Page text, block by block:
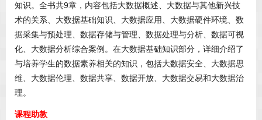
知识。全书共9章，内容包括大数据概述、大数据与其他新兴技
术的关系、大数据基础知识、大数据应用、大数据硬件环境、数
据采集与预处理、数据存储与管理、数据处理与分析、数据可视
化、大数据分析综合案例。在大数据基础知识部分，详细介绍了
与培养学生的数据素养相关的知识，包括大数据安全、大数据思
维、大数据伦理、数据共享、数据开放、大数据交易和大数据治
理。
课程助教